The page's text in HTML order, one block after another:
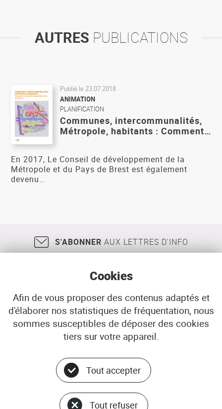
AUTRES PUBLICATIONS
Publié le 23.07.2018
ANIMATION
PLANIFICATION
Communes, intercommunalités,
Métropole, habitants : Comment…
En 2017, Le Conseil de développement de la
Métropole et du Pays de Brest est également
devenu…
S'ABONNER AUX LETTRES D'INFO
18, rue Jean Jaurès 29200 BREST
02 98 33 51 71
CONTACT
© ADEUPa
PLAN DU SITE
Cookies
Afin de vous proposer des contenus adaptés et
d'élaborer nos statistiques de fréquentation, nous
sommes susceptibles de déposer des cookies
tiers sur votre appareil.
Tout accepter
Tout refuser